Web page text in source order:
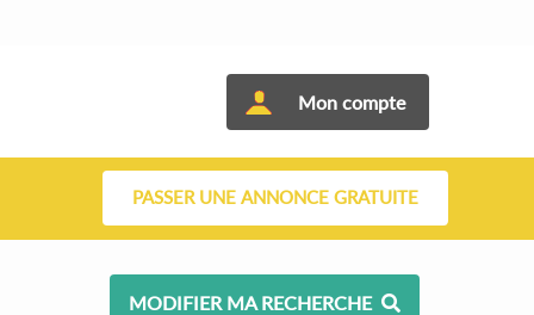
Mon compte
PASSER UNE ANNONCE GRATUITE
MODIFIER MA RECHERCHE